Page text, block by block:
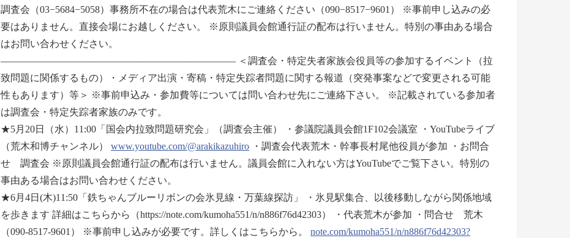
調査会（03−5684−5058）事務所不在の場合は代表荒木にご連絡ください（090−8517−9601） ※事前申し込みの必
要はありません。直接会場にお越しください。 ※原則議員会館通行証の配布は行いません。特別の事由ある場合
はお問い合わせください。
———————————————————————— ＜調査会・特定失者家族会役員等の参加するイベント（拉
致問題に関係するもの）・メディア出演・寄稿・特定失踪者問題に関する報道（突発事案などで変更される可能
性もあります）等＞ ※事前申込み・参加費等については問い合わせ先にご連絡下さい。 ※記載されている参加者
は調査会・特定失踪者家族のみです。
★5月20日（水）11:00「国会内拉致問題研究会」（調査会主催） ・参議院議員会館1F102会議室 ・YouTubeライブ
（荒木和博チャンネル） www.youtube.com/@arakikazuhiro ・調査会代表荒木・幹事長村尾他役員が参加 ・お問合
せ 調査会 ※原則議員会館通行証の配布は行いません。議員会館に入れない方はYouTubeでご覧下さい。特別の
事由ある場合はお問い合わせください。
★6月4日(木)11:50「鉄ちゃんブルーリボンの会氷見線・万葉線探訪」 ・氷見駅集合、以後移動しながら関係地域
を歩きます 詳細はこちらから（https://note.com/kumoha551/n/n886f76d42303） ・代表荒木が参加 ・問合せ 荒木
（090-8517-9601） ※事前申し込みが必要です。詳しくはこちらから。 note.com/kumoha551/n/n886f76d42303?